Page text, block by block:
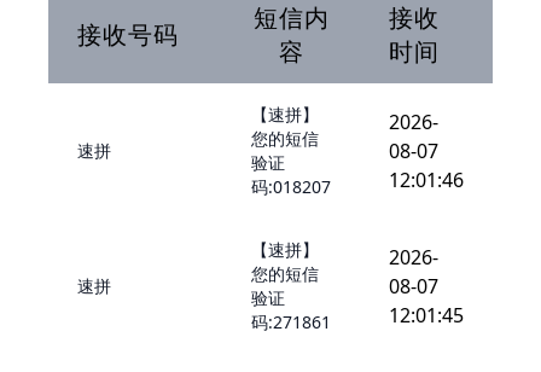
接收号码
短信内
容
接收
时间
速拼
【速拼】
您的短信
验证
码:018207
2026-
08-07
12:01:46
速拼
【速拼】
您的短信
验证
码:271861
2026-
08-07
12:01:45